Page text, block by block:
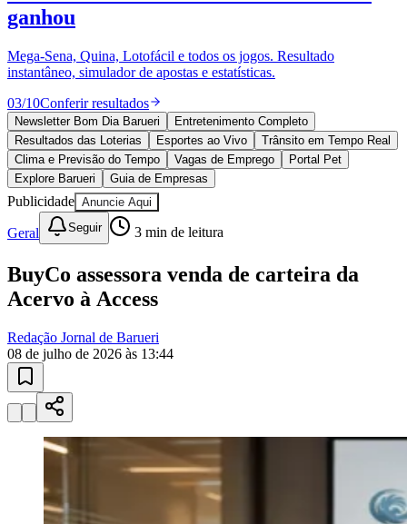
Vitória
10 anos de JBnovo portalconfira as novidades
Esportes ao Vivo
atualizadas
Paulistão, Brasileirão, Champions League e mais. Placar em tempo
real, classificação e notícias esportivas.
Acompanhar jogos
Newsletter Bom Dia Barueri
Entretenimento Completo